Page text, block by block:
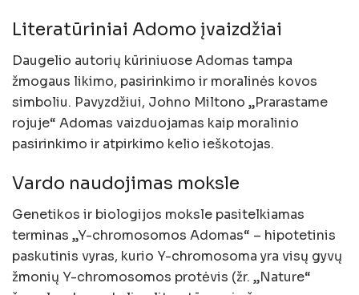
Literatūriniai Adomo įvaizdžiai
Daugelio autorių kūriniuose Adomas tampa
žmogaus likimo, pasirinkimo ir moralinės kovos
simboliu. Pavyzdžiui, Johno Miltono „Prarastame
rojuje“ Adomas vaizduojamas kaip moralinio
pasirinkimo ir atpirkimo kelio ieškotojas.
Vardo naudojimas moksle
Genetikos ir biologijos moksle pasitelkiamas
terminas „Y-chromosomos Adomas“ – hipotetinis
paskutinis vyras, kurio Y-chromosoma yra visų gyvų
žmonių Y-chromosomos protėvis (žr. „Nature“